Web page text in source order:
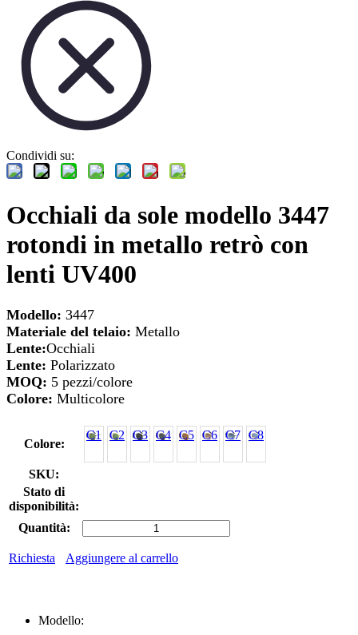
Condividi su:
Occhiali da sole modello 3447
rotondi in metallo retrò con
lenti UV400
Modello: 3447
Materiale del telaio: Metallo
Lente:Occhiali
Lente: Polarizzato
MOQ: 5 pezzi/colore
Colore: Multicolore
Colore:
C1 C2 C3 C4 C5 C6 C7 C8
SKU:
Stato di
disponibilità:
Quantità:
Richiesta Aggiungere al carrello
Modello: